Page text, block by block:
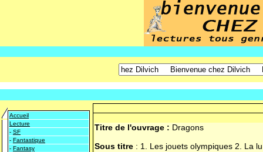
Accueil
Lecture
- SF
- Fantastique
- Fantasy
Titre de l'ouvrage : Dragons
Sous titre : 1. Les jouets olympiques 2. La